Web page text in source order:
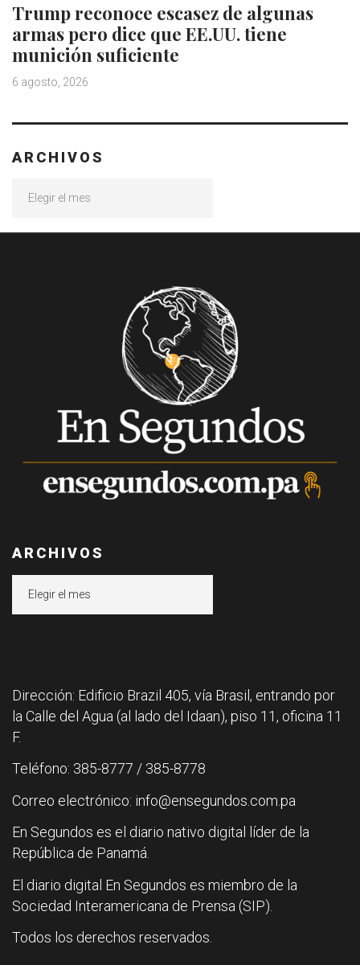
Trump reconoce escasez de algunas
armas pero dice que EE.UU. tiene
munición suficiente
6 agosto, 2026
ARCHIVOS
ARCHIVOS
Dirección: Edificio Brazil 405, vía Brasil, entrando por
la Calle del Agua (al lado del Idaan), piso 11, oficina 11
F.
Teléfono: 385-8777 / 385-8778
Correo electrónico: info@ensegundos.com.pa
En Segundos es el diario nativo digital líder de la
República de Panamá.
El diario digital En Segundos es miembro de la
Sociedad Interamericana de Prensa (SIP).
Todos los derechos reservados.